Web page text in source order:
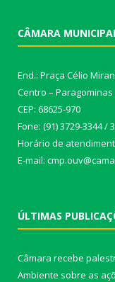
CÂMARA
End.: Praça Célio
Centro – Paragominas
CEP: 68625-970
Fone: (91) 3729-3344 /
Horário de
E-mail:
ÚLTIMAS
Câmara recebe
Ambiente sobre as